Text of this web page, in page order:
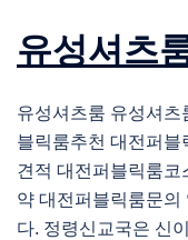
유성셔츠
유성셔츠룸 유성셔츠
블릭룸추천 대전퍼
견적 대전퍼블릭룸코
약 대전퍼블릭룸문의
다. 정령신교국은 신